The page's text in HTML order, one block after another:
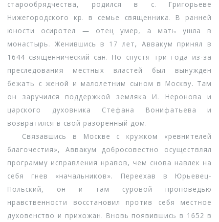
старообрядчества, родился в с. Григорьеве
Нижегородского кр. в семье священника. В ранней
юности осиротел — отец умер, а мать ушла в
монастырь. Женившись в 17 лет, Аввакум принял в
1644 священнический сан. Но спустя три года из-за
преследования местных властей был вынужден
бежать с женой и малолетним сыном в Москву. Там
он заручился поддержкой земляка И. Неронова и
царского духовника Стефана Вонифатьева и
возвратился в свой разоренный дом.
Связавшись в Москве с кружком «ревнителей
благочестия», Аввакум добросовестно осуществлял
программу исправления нравов, чем снова навлек на
себя гнев «начальников». Переехав в Юрьевец-
Польский, он и там суровой проповедью
нравственности восстановил против себя местное
духовенство и прихожан. Вновь появившись в 1652 в